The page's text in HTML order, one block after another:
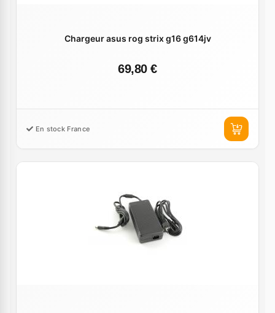
Chargeur asus rog strix g16 g614jv
69,80 €
En stock France